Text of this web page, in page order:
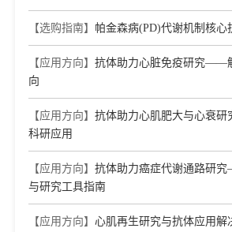
【选购指南】 帕金森病(PD)代谢机制核心
【应用方向】 抗体助力心脏免疫研究——
向
【应用方向】 抗体助力心肌肥大与心衰研
科研应用
【应用方向】 抗体助力癌症代谢通路研
与研究工具指南
【应用方向】 心肌再生研究与抗体应用